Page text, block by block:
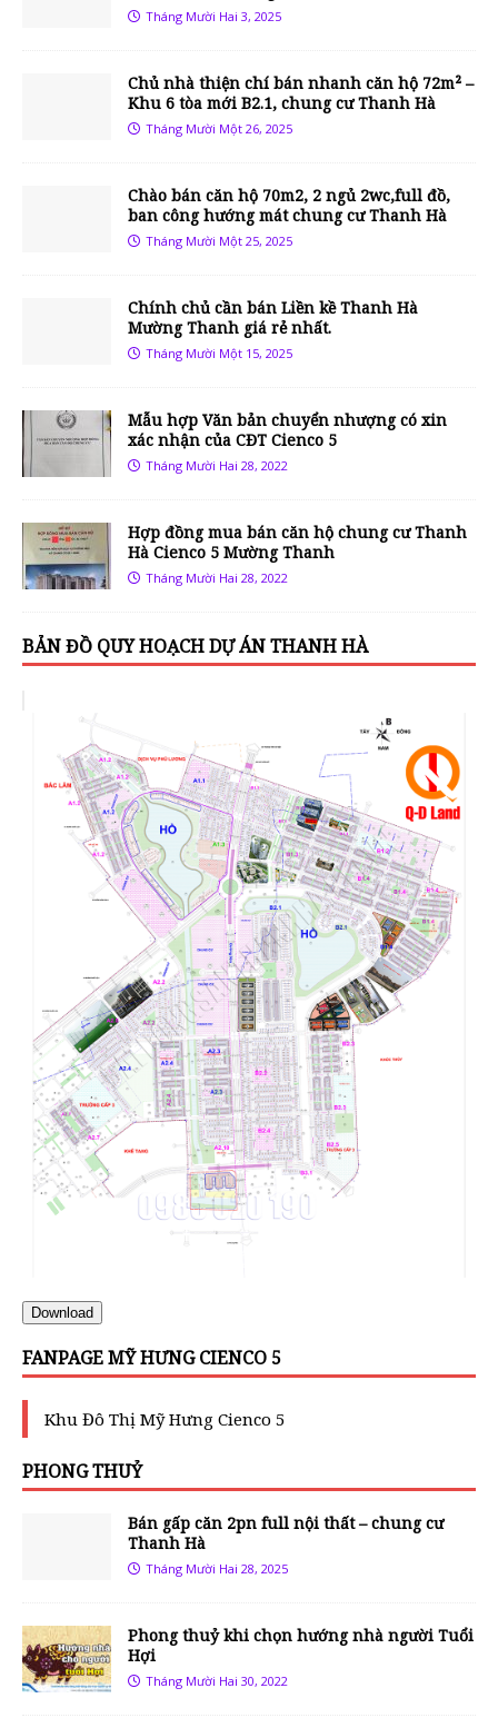
Tháng Mười Hai 3, 2025
Chủ nhà thiện chí bán nhanh căn hộ 72m² –
Khu 6 tòa mới B2.1, chung cư Thanh Hà
Tháng Mười Một 26, 2025
Chào bán căn hộ 70m2, 2 ngủ 2wc,full đồ,
ban công hướng mát chung cư Thanh Hà
Tháng Mười Một 25, 2025
Chính chủ cần bán Liền kề Thanh Hà
Mường Thanh giá rẻ nhất.
Tháng Mười Một 15, 2025
Mẫu hợp Văn bản chuyển nhượng có xin
xác nhận của CĐT Cienco 5
Tháng Mười Hai 28, 2022
Hợp đồng mua bán căn hộ chung cư Thanh
Hà Cienco 5 Mường Thanh
Tháng Mười Hai 28, 2022
BẢN ĐỒ QUY HOẠCH DỰ ÁN THANH HÀ
Download
FANPAGE MỸ HƯNG CIENCO 5
Khu Đô Thị Mỹ Hưng Cienco 5
PHONG THUỶ
Bán gấp căn 2pn full nội thất – chung cư
Thanh Hà
Tháng Mười Hai 28, 2025
Phong thuỷ khi chọn hướng nhà người Tuổi
Hợi
Tháng Mười Hai 30, 2022